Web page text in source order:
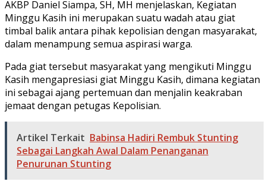
AKBP Daniel Siampa, SH, MH menjelaskan, Kegiatan
Minggu Kasih ini merupakan suatu wadah atau giat
timbal balik antara pihak kepolisian dengan masyarakat,
dalam menampung semua aspirasi warga.
Pada giat tersebut masyarakat yang mengikuti Minggu
Kasih mengapresiasi giat Minggu Kasih, dimana kegiatan
ini sebagai ajang pertemuan dan menjalin keakraban
jemaat dengan petugas Kepolisian.
Artikel Terkait Babinsa Hadiri Rembuk Stunting
Sebagai Langkah Awal Dalam Penanganan
Penurunan Stunting